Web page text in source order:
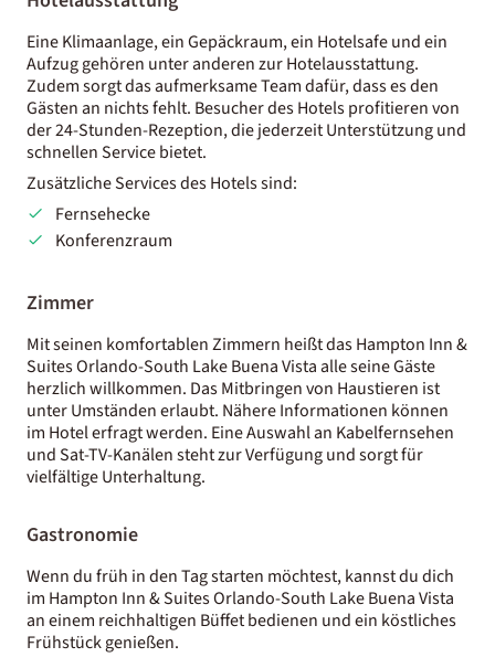
Eine Klimaanlage, ein Gepäckraum, ein Hotelsafe und ein
Aufzug gehören unter anderen zur Hotelausstattung.
Zudem sorgt das aufmerksame Team dafür, dass es den
Gästen an nichts fehlt. Besucher des Hotels profitieren von
der 24-Stunden-Rezeption, die jederzeit Unterstützung und
schnellen Service bietet.
Zusätzliche Services des Hotels sind:
Fernsehecke
Konferenzraum
Zimmer
Mit seinen komfortablen Zimmern heißt das Hampton Inn &
Suites Orlando-South Lake Buena Vista alle seine Gäste
herzlich willkommen. Das Mitbringen von Haustieren ist
unter Umständen erlaubt. Nähere Informationen können
im Hotel erfragt werden. Eine Auswahl an Kabelfernsehen
und Sat-TV-Kanälen steht zur Verfügung und sorgt für
vielfältige Unterhaltung.
Gastronomie
Wenn du früh in den Tag starten möchtest, kannst du dich
im Hampton Inn & Suites Orlando-South Lake Buena Vista
an einem reichhaltigen Büffet bedienen und ein köstliches
Frühstück genießen.